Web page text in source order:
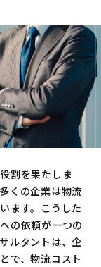
割を果たしま
くの企業は物流
ます。こうした
の依頼が一つの
ルタントは、企
で、物流コスト